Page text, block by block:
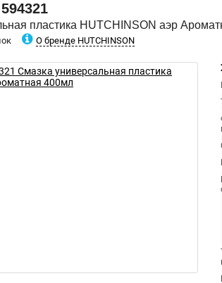
594321
пластика HUTCHINSON аэр
О бренде HUTCHINSON